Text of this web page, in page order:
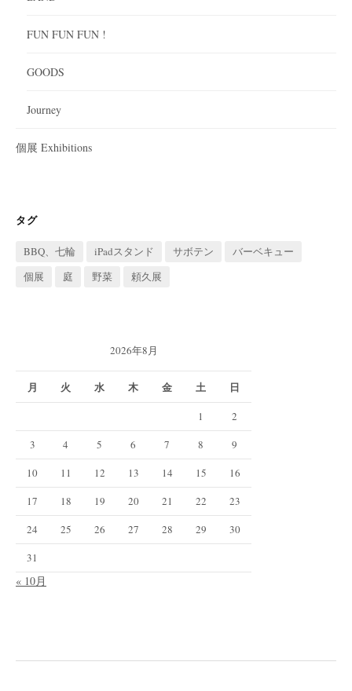
FUN FUN FUN !
GOODS
Journey
個展 Exhibitions
タグ
BBQ、七輪 iPadスタンド サボテン
バーベキュー
個展
庭 野菜 頼久展
2026年8月
月 火 水 木 金 土 日
1
2
3
4 5 6 7 8
9
10
11 12 13 14 15
16
17
18 19 20 21 22
23
24
25 26 27 28 29
30
31
« 10月